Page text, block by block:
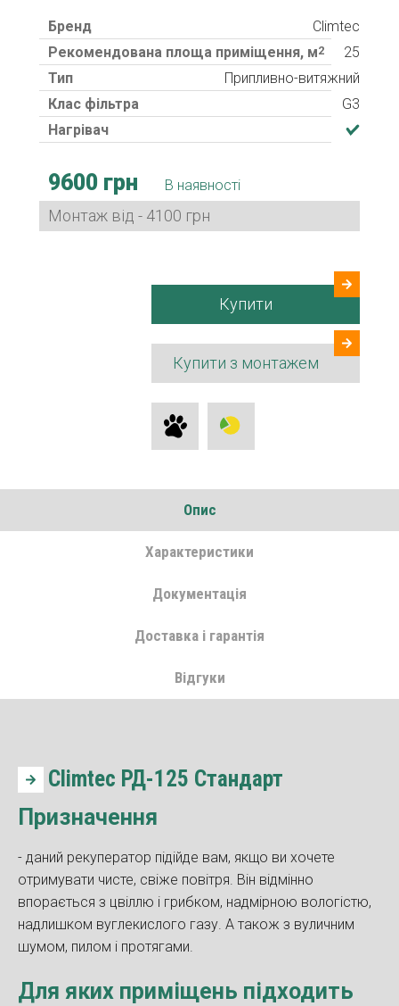
Бренд
Climtec
Рекомендована площа приміщення, м2
25
Тип
Припливно-витяжний
Клас фільтра
G3
Нагрівач
9600 грн В наявності
Монтаж від - 4100 грн
Купити
Купити з монтажем
Опис
Характеристики
Документація
Доставка і гарантія
Відгуки
Climtec РД-125 Стандарт
Призначення
- даний рекуператор підійде вам, якщо ви хочете
отримувати чисте, свіже повітря. Він відмінно
впорається з цвіллю і грибком, надмірною вологістю,
надлишком вуглекислого газу. А також з вуличним
шумом, пилом і протягами.
Для яких приміщень підходить